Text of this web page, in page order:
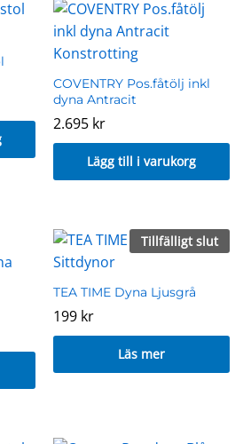
COVENTRY Pos.fåtölj inkl
dyna Antracit
2.695 kr
Lägg till i varukorg
Tillfälligt slut
TEA TIME Dyna Ljusgrå
199 kr
Läs mer